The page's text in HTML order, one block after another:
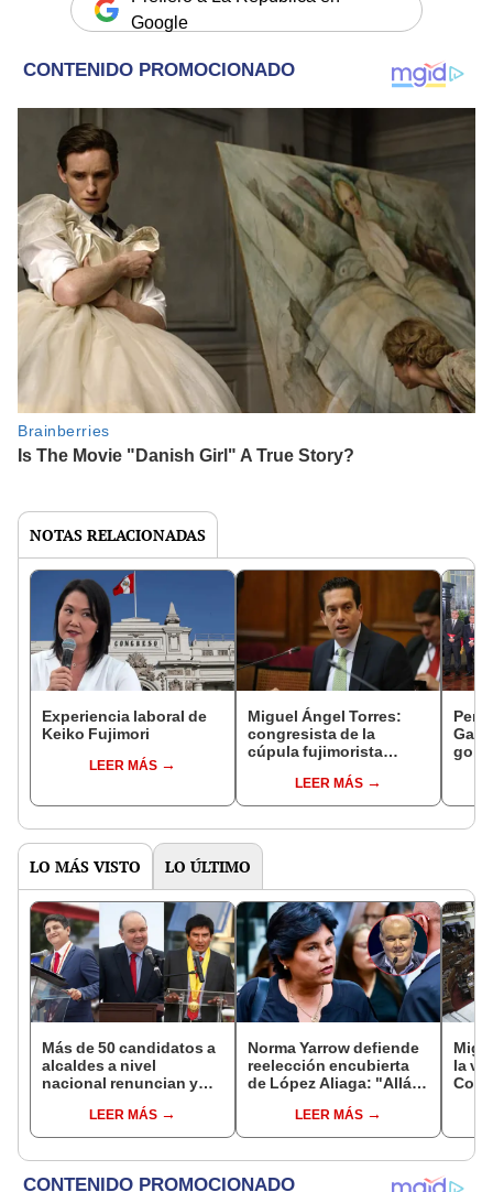
Google
NOTAS RELACIONADAS
Experiencia laboral de
Keiko Fujimori
LEER MÁS
Miguel Ángel Torres:
congresista de la
cúpula fujimorista
del SenadoLEER MÁS
LO MÁS VISTO LO ÚLTIMO
Más de 50 candidatos a
alcaldes a nivel
nacional renuncian y
encubiertaLEER MÁS
Norma Yarrow defiende
reelección encubierta
de López Aliaga: "Allá el
sacar la vuelta"
LEER MÁS
la